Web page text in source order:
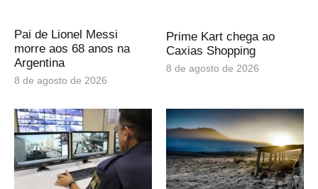
Pai de Lionel Messi
morre aos 68 anos na
Argentina
8 de agosto de 2026
Prime Kart chega ao
Caxias Shopping
8 de agosto de 2026